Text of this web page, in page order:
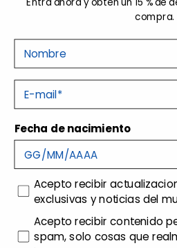
una, introduciendo la otra
REEMBOLSO
Espera la notificación de
reembolso, que se realizará
Suscríbase al
Stonefly Shop
compra.
Nome
E-mail
Fecha de nacimiento
consenso
Acepto recibir
exclusivas y noticias del
consenso profilazione
Acepto recibir contenido
spam, solo cosas que